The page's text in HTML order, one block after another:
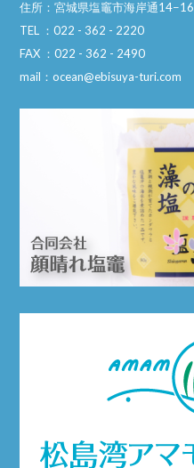
住所：宮城県塩竈市海岸通14−16
TEL ：022 - 362 - 2220
FAX ：022 - 362 - 2490
mail：ocean@ebisuya-turi.com